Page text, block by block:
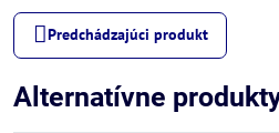
Predchádzajúci produkt
Alternatívne